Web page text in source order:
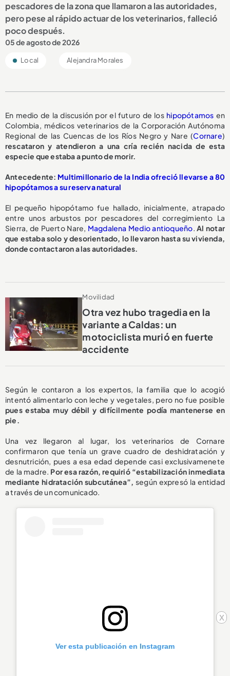
x
pescadores de la zona que llamaron a las autoridades,
pero pese al rápido actuar de los veterinarios, falleció
poco después.
05 de agosto de 2026
Local Alejandra Morales
En medio de la discusión por el futuro de los hipopótamos en
Colombia, médicos veterinarios de la Corporación Autónoma
Regional de las Cuencas de los Ríos Negro y Nare (Cornare)
rescataron y atendieron a una cría recién nacida de esta
especie que estaba a punto de morir.
Antecedente: Multimillonario de la India ofreció llevarse a 80
hipopótamos a su reserva natural
El pequeño hipopótamo fue hallado, inicialmente, atrapado
entre unos arbustos por pescadores del corregimiento La
Sierra, de Puerto Nare, Magdalena Medio antioqueño.Al notar
que estaba solo y desorientado, lo llevaron hasta su vivienda,
donde contactaron a las autoridades.
Movilidad
Otra vez hubo tragedia en la
variante a Caldas: un
motociclista murió en fuerte
accidente
Según le contaron a los expertos, la familia que lo acogió
intentó alimentarlo con leche y vegetales, pero no fue posible
pues estaba muy débil y difícilmente podía mantenerse en
pie.
Una vez llegaron al lugar, los veterinarios de Cornare
confirmaron que tenía un grave cuadro de deshidratación y
desnutrición, pues a esa edad depende casi exclusivamenete
de la madre. Por esa razón, requirió “estabilización inmediata
mediante hidratación subcutánea”, según expresó la entidad
a través de un comunicado.
Ver esta publicación en Instagram